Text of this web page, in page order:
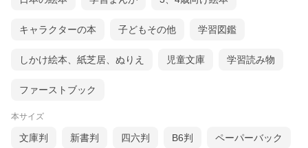
キャラクターの本 子どもその他 学習図鑑
しかけ絵本、紙芝居、ぬりえ 児童文庫 学習読み物
ファーストブック
本サイズ
文庫判 新書判 四六判 B6判 ペーパーバック